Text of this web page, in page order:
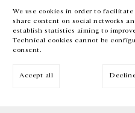
We use cookies in order to
share content on social networks
establish statistics aiming to
Technical cookies cannot be
consent.
Accept all
EN FR 中文 Facebook
Inscrivez-vous à notre newsletter